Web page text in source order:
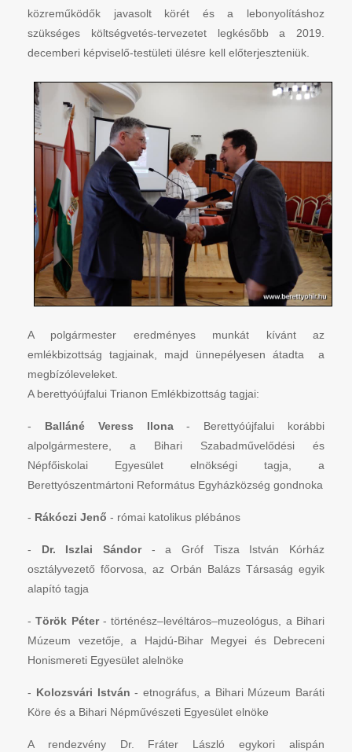
közreműködők javasolt körét és a lebonyolításhoz
szükséges költségvetés-tervezetet legkésőbb a 2019.
decemberi képviselő-testületi ülésre kell előterjeszteniük.
A polgármester eredményes munkát kívánt az
emlékbizottság tagjainak, majd ünnepélyesen átadta a
megbízóleveleket.
A berettyóújfalui Trianon Emlékbizottság tagjai:
- Balláné Veress Ilona- Berettyóújfalui korábbi
alpolgármestere, a Bihari Szabadművelődési és
Népfőiskolai Egyesület elnökségi tagja, a
Berettyószentmártoni Református Egyházközség gondnoka
- Rákóczi Jenő - római katolikus plébános
- Dr. Iszlai Sándor- a Gróf Tisza István Kórház
osztályvezető főorvosa, az Orbán Balázs Társaság egyik
alapító tagja
-Török Péter- történész–levéltáros–muzeológus, a Bihari
Múzeum vezetője, a Hajdú-Bihar Megyei és Debreceni
Honismereti Egyesület alelnöke
- Kolozsvári István - etnográfus, a Bihari Múzeum Baráti
Köre és a Bihari Népművészeti Egyesület elnöke
A rendezvény Dr. Fráter László egykori alispán